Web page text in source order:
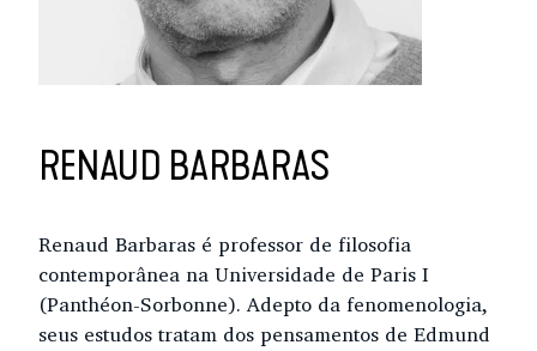
RENAUD BARBARAS
Renaud Barbaras é professor de filosofia
contemporânea na Universidade de Paris I
(Panthéon-Sorbonne). Adepto da fenomenologia,
seus estudos tratam dos pensamentos de Edmund